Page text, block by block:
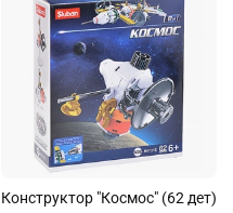
Конструктор "Космос" (62 дет)